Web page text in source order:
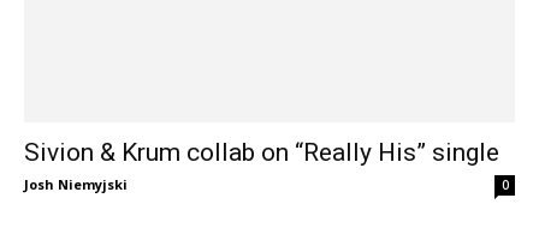
Sivion & Krum collab on “Really His” single
Josh Niemyjski 0